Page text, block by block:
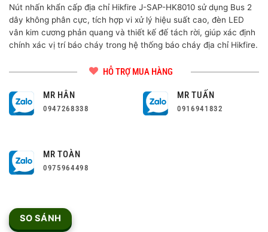
Nút nhấn khẩn cấp địa chỉ Hikfire J-SAP-HK8010 sử dụng Bus 2
dây không phân cực, tích hợp vi xử lý hiệu suất cao, đèn LED
vân kim cương phản quang và thiết kế đế tách rời, giúp xác định
chính xác vị trí báo cháy trong hệ thống báo cháy địa chỉ Hikfire.
HỖ TRỢ MUA HÀNG
MR HÂN
0947268338
MR TUẤN
0916941832
MR TOÀN
0975964498
SO SÁNH